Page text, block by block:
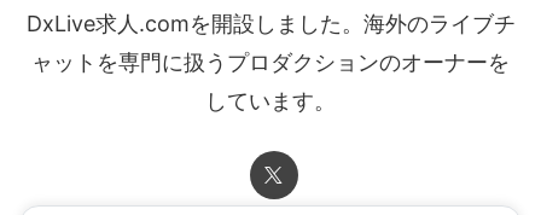
DxLive求人.comを開設しました。海外のライブチ
ャットを専門に扱うプロダクションのオーナーを
しています。